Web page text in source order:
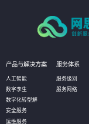
产品与解决方案
人工智能
数字孪生
数字化转型解
安全服务
运维服务
服务体系
服务级别
服务网络